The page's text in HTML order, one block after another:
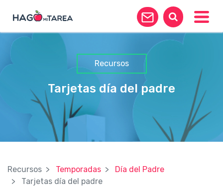
Recursos
Tarjetas día del padre
Recursos Temporadas
Día del Padre
Tarjetas día del padre